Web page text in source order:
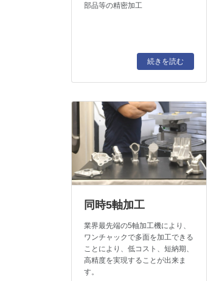
部品等の精密加工
続きを読む
同時5軸加工
業界最先端の5軸加工機により、
ワンチャックで多面を加工できる
ことにより、低コスト、短納期、
高精度を実現することが出来ま
す。